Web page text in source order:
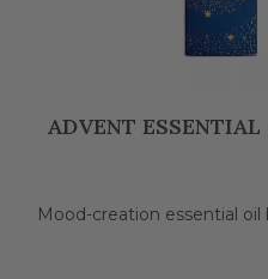
ADVENT
Mood-creation essential